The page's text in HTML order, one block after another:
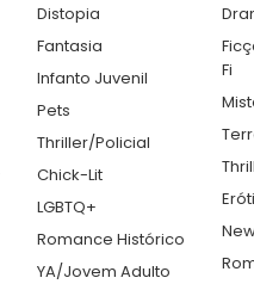
Distopia
Fantasia
Fi
Infanto Juvenil
Pets
Thriller/Policial
Chick-Lit
LGBTQ+
Romance Histórico
YA/Jovem Adulto